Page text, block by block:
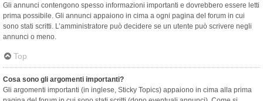
Gli annunci contengono spesso informazioni importanti e dovrebbero essere letti
prima possibile. Gli annunci appaiono in cima a ogni pagina del forum in cui
sono stati scritti. L’amministratore può decidere se un utente può scrivere negli
annunci o meno.
Top
Cosa sono gli argomenti importanti?
Gli argomenti importanti (in inglese, Sticky Topics) appaiono in cima alla prima